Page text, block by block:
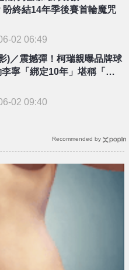
終結14年季後賽首輪魔咒
02 06:49
)／震撼彈！柯瑞親曝品牌球
寧「綁定10年」堪稱「新
02 09:40
Recommended by